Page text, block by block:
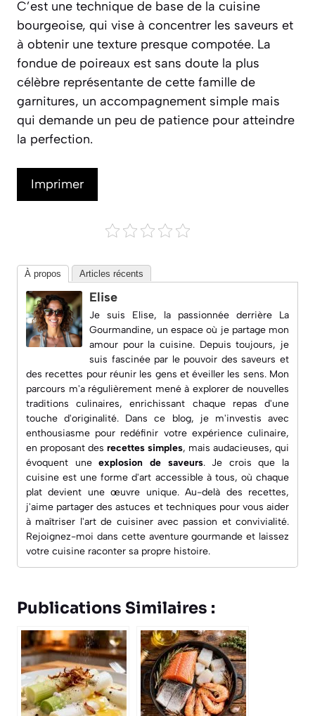
C’est une technique de base de la cuisine
bourgeoise, qui vise à concentrer les saveurs et
à obtenir une texture presque compotée. La
fondue de poireaux est sans doute la plus
célèbre représentante de cette famille de
garnitures, un accompagnement simple mais
qui demande un peu de patience pour atteindre
la perfection.
Imprimer
À propos Articles récents
Elise
Je suis Elise, la passionnée derrière La
Gourmandine, un espace où je partage mon
amour pour la cuisine. Depuis toujours, je
suis fascinée par le pouvoir des saveurs et
des recettes pour réunir les gens et éveiller les sens. Mon
parcours m'a régulièrement mené à explorer de nouvelles
traditions culinaires, enrichissant chaque repas d'une
touche d'originalité. Dans ce blog, je m'investis avec
enthousiasme pour redéfinir votre expérience culinaire,
en proposant des recettes simples, mais audacieuses, qui
évoquent uneexplosion de saveurs. Je crois que la
cuisine est une forme d'art accessible à tous, où chaque
plat devient une œuvre unique. Au-delà des recettes,
j'aime partager des astuces et techniques pour vous aider
à maîtriser l'art de cuisiner avec passion et convivialité.
Rejoignez-moi dans cette aventure gourmande et laissez
votre cuisine raconter sa propre histoire.
Publications Similaires :